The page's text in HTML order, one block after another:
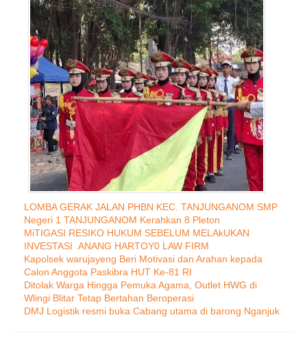
LOMBA GERAK JALAN PHBN KEC. TANJUNGANOM SMP
Negeri 1 TANJUNGANOM Kerahkan 8 Pleton
MiTIGASI RESIKO HUKUM SEBELUM MELAkUKAN
INVESTASI .ANANG HARTOY0 LAW FIRM
Kapolsek warujayeng Beri Motivasi dan Arahan kepada
Calon Anggota Paskibra HUT Ke-81 RI
Ditolak Warga Hingga Pemuka Agama, Outlet HWG di
Wlingi Blitar Tetap Bertahan Beroperasi
DMJ Logistik resmi buka Cabang utama di barong Nganjuk